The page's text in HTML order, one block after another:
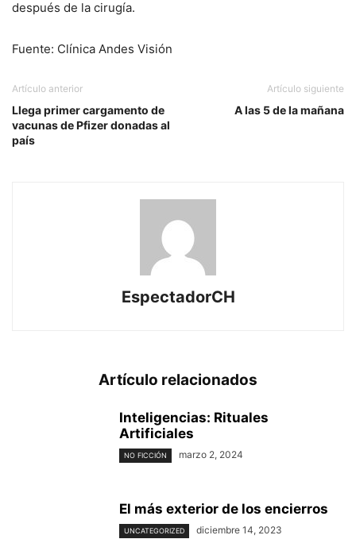
después de la cirugía.
Fuente: Clínica Andes Visión
Artículo anterior
Llega primer cargamento de
vacunas de Pfizer donadas al
país
Artículo siguiente
A las 5 de la mañana
EspectadorCH
Artículo relacionados
Inteligencias: Rituales
Artificiales
NO FICCIÓN marzo 2, 2024
El más exterior de los encierros
UNCATEGORIZED diciembre 14, 2023